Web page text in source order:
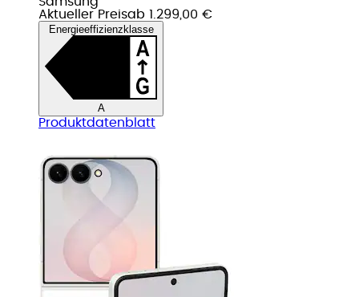
Aktueller Preisab 1.299,00 €
Energieeffizienzklasse
A
Produktdatenblatt